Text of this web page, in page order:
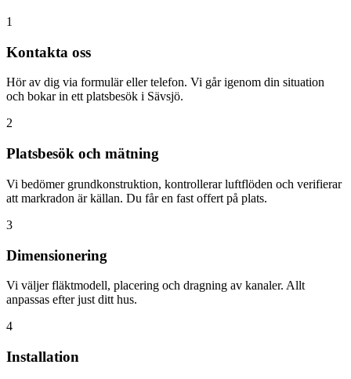
1
Kontakta oss
Hör av dig via formulär eller telefon. Vi går igenom din situation
och bokar in ett platsbesök i Sävsjö.
2
Platsbesök och mätning
Vi bedömer grundkonstruktion, kontrollerar luftflöden och verifierar
att markradon är källan. Du får en fast offert på plats.
3
Dimensionering
Vi väljer fläktmodell, placering och dragning av kanaler. Allt
anpassas efter just ditt hus.
4
Installation